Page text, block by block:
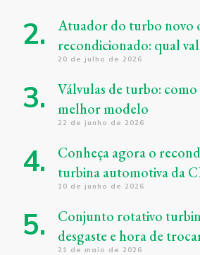
Atuador do turbo novo
recondicionado: qual
20 de julho de 2026
Válvulas de turbo:
melhor modelo
22 de junho de 2026
Conheça agora o
turbina automotiva da
10 de junho de 2026
Conjunto rotativo
desgaste e hora de
21 de maio de 2026